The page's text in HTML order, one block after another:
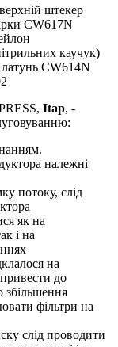
штекер
CW617N
каучук)
CW614N
Itap, -
належні
потоку, слід
як на
і на
на
до
збільшення
фільтри на
слід проводити